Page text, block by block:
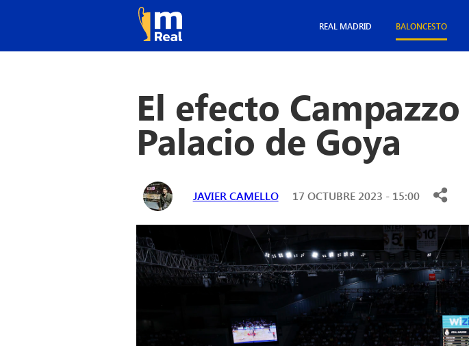
REAL MADRID BALONCESTO
El efecto
Palacio de Goya
JAVIER CAMELLO 17 OCTUBRE 2023 - 15:00